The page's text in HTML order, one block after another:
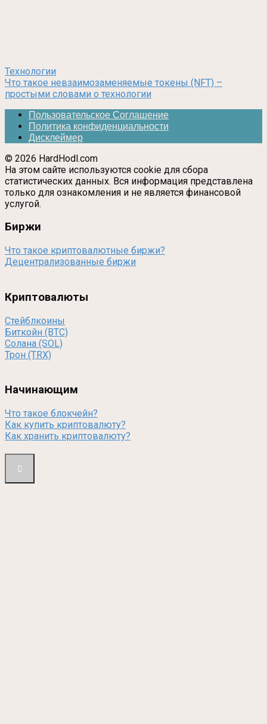
Технологии
Что такое невзаимозаменяемые токены (NFT) –
простыми словами о технологии
Пользовательское Соглашение
Политика конфиденциальности
Дисклеймер
© 2026 HardHodl.com
На этом сайте используются cookie для сбора
статистических данных. Вся информация представлена
только для ознакомления и не является финансовой
услугой.
Биржи
Что такое криптовалютные биржи?
Децентрализованные биржи
Криптовалюты
Стейблкоины
Биткойн (BTC)
Солана (SOL)
Трон (TRX)
Начинающим
Что такое блокчейн?
Как купить криптовалюту?
Как хранить криптовалюту?